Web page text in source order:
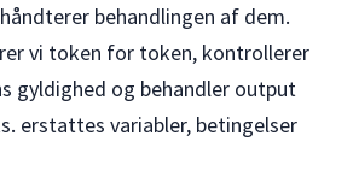
behandlingen af dem.
vi token for token, kontrollerer
gyldighed og behandler output
erstattes variabler, betingelser